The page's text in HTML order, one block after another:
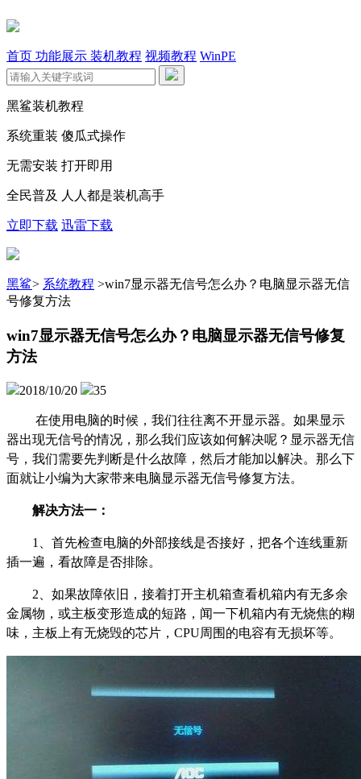
首页 功能展示 装机教程 视频教程 WinPE
黑鲨装机教程
系统重装 傻瓜式操作
无需安装 打开即用
全民普及 人人都是装机高手
立即下载 迅雷下载
黑鲨> 系统教程 >win7显示器无信号怎么办？电脑显示器无信
号修复方法
win7显示器无信号怎么办？电脑显示器无信号修复
方法
2018/10/20 35
在使用电脑的时候，我们往往离不开显示器。如果显示
器出现无信号的情况，那么我们应该如何解决呢？显示器无信
号，我们需要先判断是什么故障，然后才能加以解决。那么下
面就让小编为大家带来电脑显示器无信号修复方法。
解决方法一：
1、首先检查电脑的外部接线是否接好，把各个连线重新
插一遍，看故障是否排除。
2、如果故障依旧，接着打开主机箱查看机箱内有无多余
金属物，或主板变形造成的短路，闻一下机箱内有无烧焦的糊
味，主板上有无烧毁的芯片，CPU周围的电容有无损坏等。